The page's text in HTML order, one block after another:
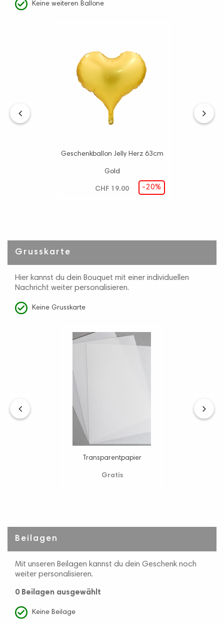
Keine weiteren Ballone
Geschenkballon Jelly Herz 63cm
Gold
CHF 19.00 -20%
Grusskarte
Hier kannst du dein Bouquet mit einer individuellen
Nachricht weiter personalisieren.
Keine Grusskarte
Transparentpapier
Gratis
Beilagen
Mit unseren Beilagen kannst du dein Geschenk noch
weiter personalisieren.
0 Beilagen ausgewählt
Keine Beilage